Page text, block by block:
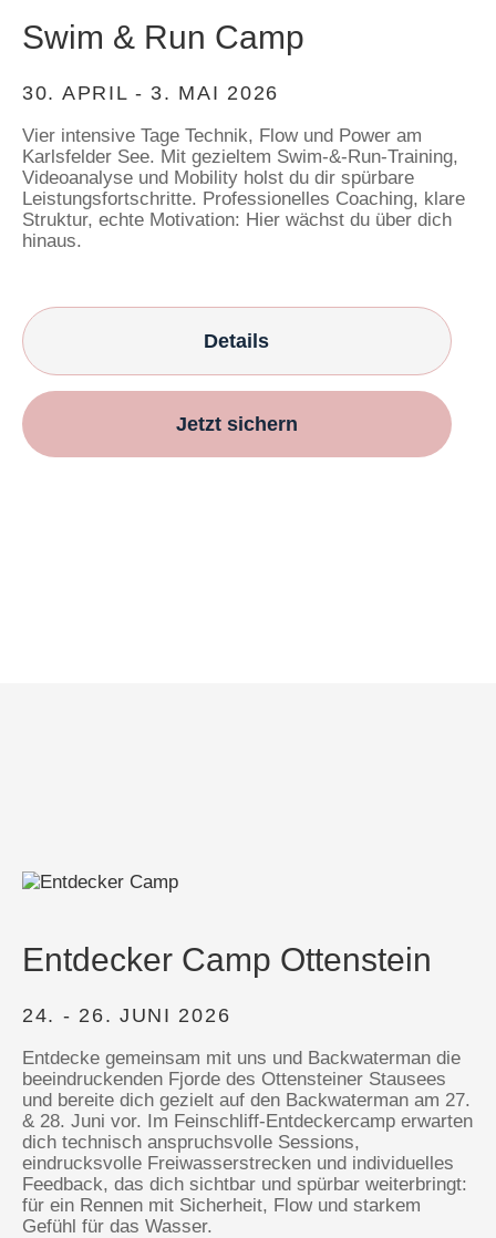
Swim & Run Camp
30. APRIL - 3. MAI 2026
Vier intensive Tage Technik, Flow und Power am
Karlsfelder See. Mit gezieltem Swim-&-Run-Training,
Videoanalyse und Mobility holst du dir spürbare
Leistungsfortschritte. Professionelles Coaching, klare
Struktur, echte Motivation: Hier wächst du über dich
hinaus.
Details
Jetzt sichern
Entdecker Camp Ottenstein
24. - 26. JUNI 2026
Entdecke gemeinsam mit uns und Backwaterman die
beeindruckenden Fjorde des Ottensteiner Stausees
und bereite dich gezielt auf den Backwaterman am 27.
& 28. Juni vor. Im Feinschliff-Entdeckercamp erwarten
dich technisch anspruchsvolle Sessions,
eindrucksvolle Freiwasserstrecken und individuelles
Feedback, das dich sichtbar und spürbar weiterbringt:
für ein Rennen mit Sicherheit, Flow und starkem
Gefühl für das Wasser.